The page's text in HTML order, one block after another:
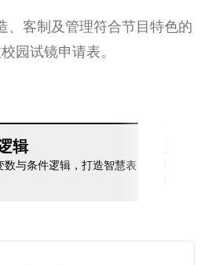
、客制及管理符合节目特色的
园试镜申请表。
辑
数与条件逻辑，打造智慧表